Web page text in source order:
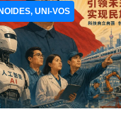
UNI-VOS